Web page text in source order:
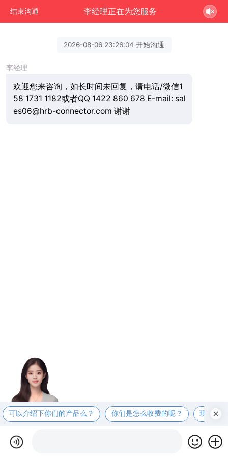
结束沟通 李经理正在为您服务
2026-08-06 23:26:04 开始沟通
李经理
欢迎您来咨询，如长时间未回复，请电话/微信1
58 1731 1182或者QQ 1422 860 678 E-mail: sal
es06@hrb-connector.com 谢谢
可以介绍下你们的产品么？ 你们是怎么收费的呢？ 现在有